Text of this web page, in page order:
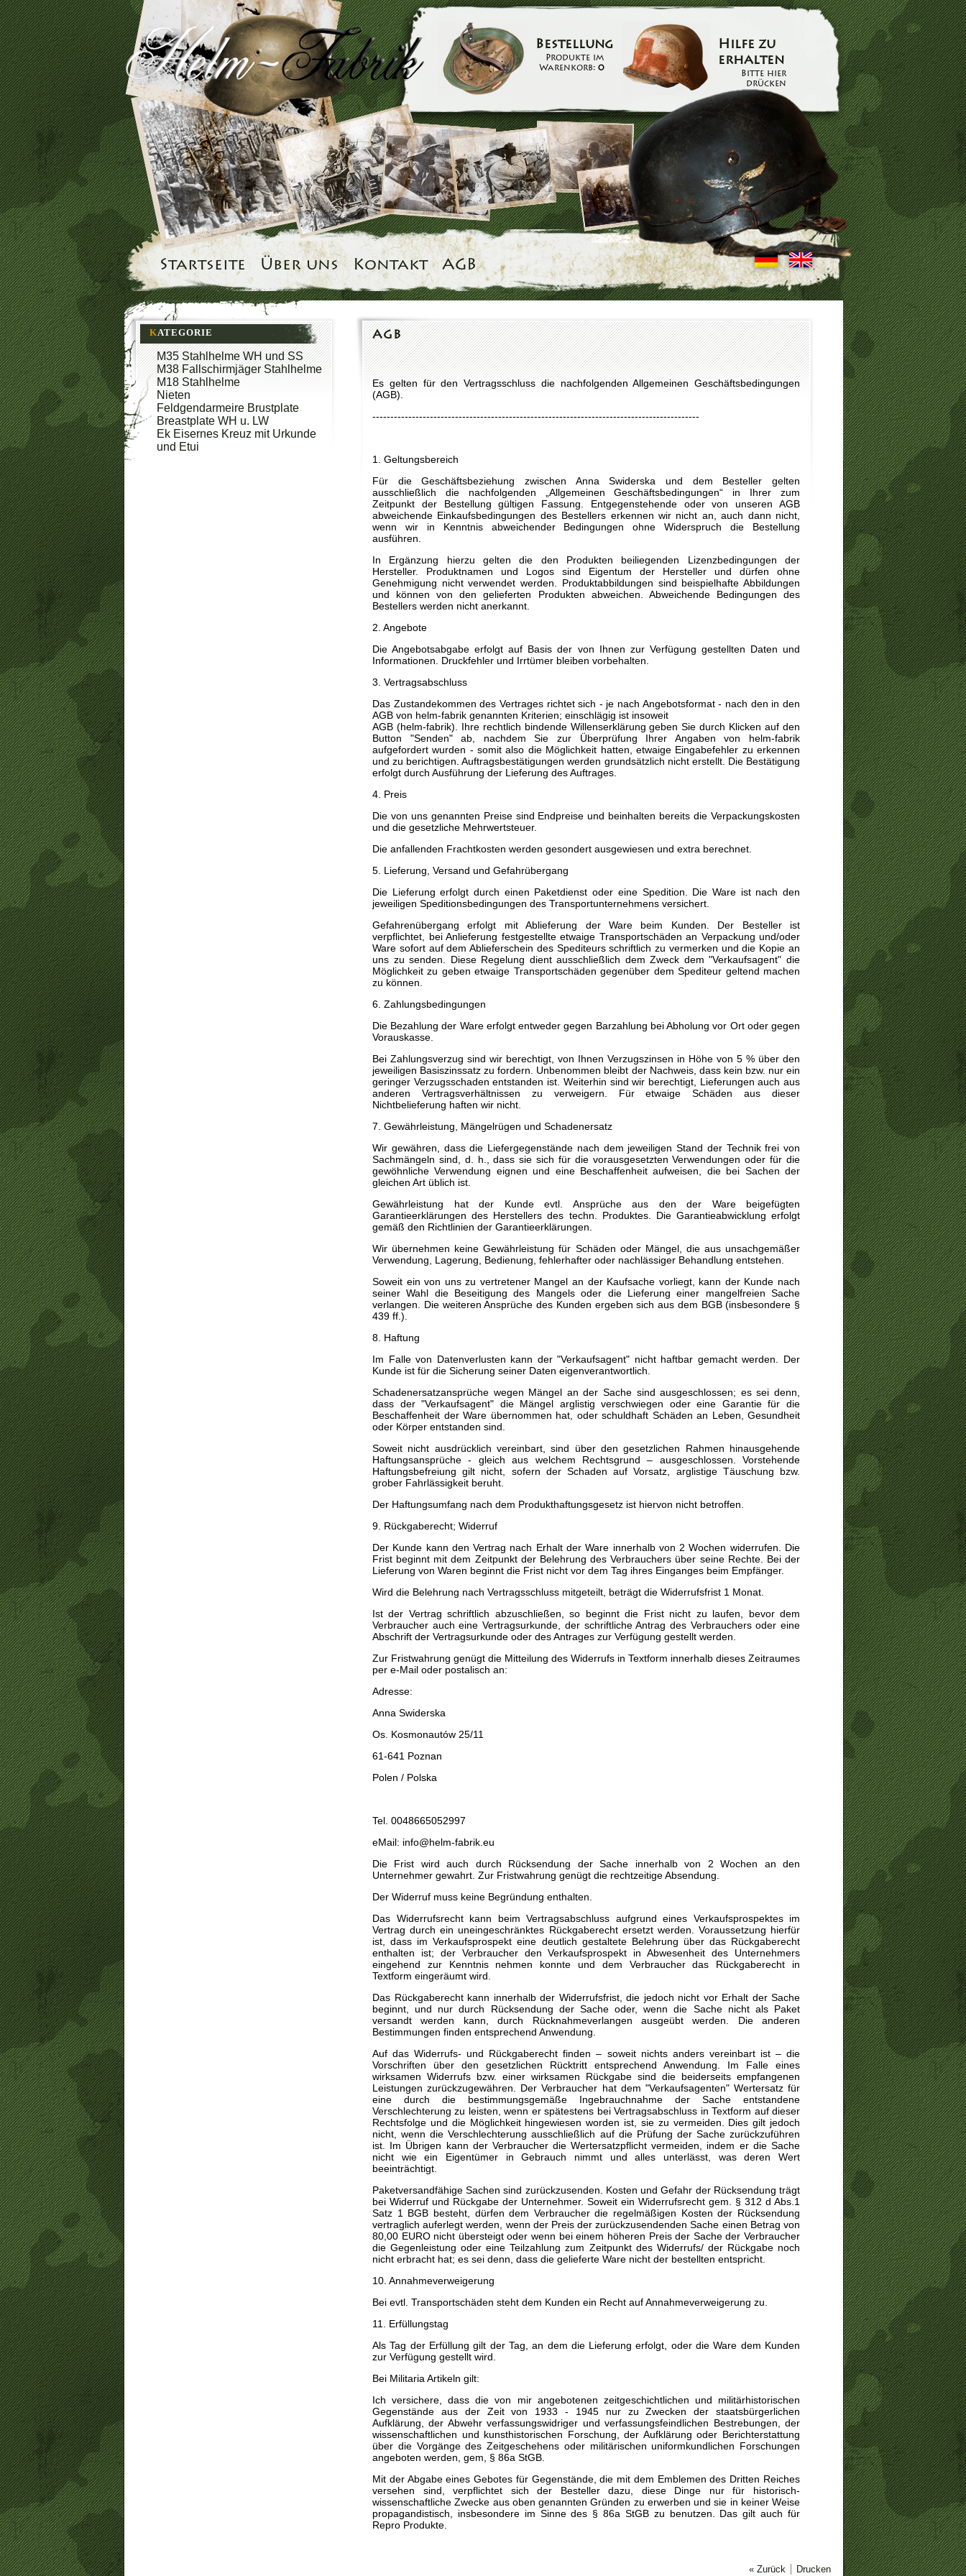
Bestellung
Produkte im
Warenkorb: 0
Hilfe zu
erhalten
Bitte hier
drücken
Startseite Über uns Kontakt AGB
KATEGORIE
M35 Stahlhelme WH und SS
M38 Fallschirmjäger Stahlhelme
M18 Stahlhelme
Nieten
Feldgendarmeire Brustplate
Breastplate WH u. LW
Ek Eisernes Kreuz mit Urkunde
und Etui
AGB
Es gelten für den Vertragsschluss die nachfolgenden Allgemeinen Geschäftsbedingungen
(AGB).
-------------------------------------------------------------------------------------------
1. Geltungsbereich
Für die Geschäftsbeziehung zwischen Anna Swiderska und dem Besteller gelten
ausschließlich die nachfolgenden „Allgemeinen Geschäftsbedingungen“ in Ihrer zum
Zeitpunkt der Bestellung gültigen Fassung. Entgegenstehende oder von unseren AGB
abweichende Einkaufsbedingungen des Bestellers erkennen wir nicht an, auch dann nicht,
wenn wir in Kenntnis abweichender Bedingungen ohne Widerspruch die Bestellung
ausführen.
In Ergänzung hierzu gelten die den Produkten beiliegenden Lizenzbedingungen der
Hersteller. Produktnamen und Logos sind Eigentum der Hersteller und dürfen ohne
Genehmigung nicht verwendet werden. Produktabbildungen sind beispielhafte Abbildungen
und können von den gelieferten Produkten abweichen. Abweichende Bedingungen des
Bestellers werden nicht anerkannt.
2. Angebote
Die Angebotsabgabe erfolgt auf Basis der von Ihnen zur Verfügung gestellten Daten und
Informationen. Druckfehler und Irrtümer bleiben vorbehalten.
3. Vertragsabschluss
Das Zustandekommen des Vertrages richtet sich - je nach Angebotsformat - nach den in den
AGB von helm-fabrik genannten Kriterien; einschlägig ist insoweit
AGB (helm-fabrik). Ihre rechtlich bindende Willenserklärung geben Sie durch Klicken auf den
Button "Senden" ab, nachdem Sie zur Überprüfung Ihrer Angaben von helm-fabrik
aufgefordert wurden - somit also die Möglichkeit hatten, etwaige Eingabefehler zu erkennen
und zu berichtigen. Auftragsbestätigungen werden grundsätzlich nicht erstellt. Die Bestätigung
erfolgt durch Ausführung der Lieferung des Auftrages.
4. Preis
Die von uns genannten Preise sind Endpreise und beinhalten bereits die Verpackungskosten
und die gesetzliche Mehrwertsteuer.
Die anfallenden Frachtkosten werden gesondert ausgewiesen und extra berechnet.
5. Lieferung, Versand und Gefahrübergang
Die Lieferung erfolgt durch einen Paketdienst oder eine Spedition. Die Ware ist nach den
jeweiligen Speditionsbedingungen des Transportunternehmens versichert.
Gefahrenübergang erfolgt mit Ablieferung der Ware beim Kunden. Der Besteller ist
verpflichtet, bei Anlieferung festgestellte etwaige Transportschäden an Verpackung und/oder
Ware sofort auf dem Ablieferschein des Spediteurs schriftlich zu vermerken und die Kopie an
uns zu senden. Diese Regelung dient ausschließlich dem Zweck dem "Verkaufsagent" die
Möglichkeit zu geben etwaige Transportschäden gegenüber dem Spediteur geltend machen
zu können.
6. Zahlungsbedingungen
Die Bezahlung der Ware erfolgt entweder gegen Barzahlung bei Abholung vor Ort oder gegen
Vorauskasse.
Bei Zahlungsverzug sind wir berechtigt, von Ihnen Verzugszinsen in Höhe von 5 % über den
jeweiligen Basiszinssatz zu fordern. Unbenommen bleibt der Nachweis, dass kein bzw. nur ein
geringer Verzugsschaden entstanden ist. Weiterhin sind wir berechtigt, Lieferungen auch aus
anderen Vertragsverhältnissen zu verweigern. Für etwaige Schäden aus dieser
Nichtbelieferung haften wir nicht.
7. Gewährleistung, Mängelrügen und Schadenersatz
Wir gewähren, dass die Liefergegenstände nach dem jeweiligen Stand der Technik frei von
Sachmängeln sind, d. h., dass sie sich für die vorausgesetzten Verwendungen oder für die
gewöhnliche Verwendung eignen und eine Beschaffenheit aufweisen, die bei Sachen der
gleichen Art üblich ist.
Gewährleistung hat der Kunde evtl. Ansprüche aus den der Ware beigefügten
Garantieerklärungen des Herstellers des techn. Produktes. Die Garantieabwicklung erfolgt
gemäß den Richtlinien der Garantieerklärungen.
Wir übernehmen keine Gewährleistung für Schäden oder Mängel, die aus unsachgemäßer
Verwendung, Lagerung, Bedienung, fehlerhafter oder nachlässiger Behandlung entstehen.
Soweit ein von uns zu vertretener Mangel an der Kaufsache vorliegt, kann der Kunde nach
seiner Wahl die Beseitigung des Mangels oder die Lieferung einer mangelfreien Sache
verlangen. Die weiteren Ansprüche des Kunden ergeben sich aus dem BGB (insbesondere §
439 ff.).
8. Haftung
Im Falle von Datenverlusten kann der "Verkaufsagent" nicht haftbar gemacht werden. Der
Kunde ist für die Sicherung seiner Daten eigenverantwortlich.
Schadenersatzansprüche wegen Mängel an der Sache sind ausgeschlossen; es sei denn,
dass der "Verkaufsagent" die Mängel arglistig verschwiegen oder eine Garantie für die
Beschaffenheit der Ware übernommen hat, oder schuldhaft Schäden an Leben, Gesundheit
oder Körper entstanden sind.
Soweit nicht ausdrücklich vereinbart, sind über den gesetzlichen Rahmen hinausgehende
Haftungsansprüche -
gleich aus welchem Rechtsgrund – ausgeschlossen. Vorstehende
Haftungsbefreiung gilt nicht, sofern der Schaden auf Vorsatz, arglistige Täuschung bzw.
grober Fahrlässigkeit beruht.
Der Haftungsumfang nach dem Produkthaftungsgesetz ist hiervon nicht betroffen.
9. Rückgaberecht; Widerruf
Der Kunde kann den Vertrag nach Erhalt der Ware innerhalb von 2 Wochen widerrufen. Die
Frist beginnt mit dem Zeitpunkt der Belehrung des Verbrauchers über seine Rechte. Bei der
Lieferung von Waren beginnt die Frist nicht vor dem Tag ihres Einganges beim Empfänger.
Wird die Belehrung nach Vertragsschluss mitgeteilt, beträgt die Widerrufsfrist 1 Monat.
Ist der Vertrag schriftlich abzuschließen, so beginnt die Frist nicht zu laufen, bevor dem
Verbraucher auch eine Vertragsurkunde, der schriftliche Antrag des Verbrauchers oder eine
Abschrift der Vertragsurkunde oder des Antrages zur Verfügung gestellt werden.
Zur Fristwahrung genügt die Mitteilung des Widerrufs in Textform innerhalb dieses Zeitraumes
per e-Mail oder postalisch an:
Adresse:
Anna Swiderska
Os. Kosmonautów 25/11
61-641 Poznan
Polen / Polska
Tel. 0048665052997
eMail: info@helm-fabrik.eu
Die Frist wird auch durch Rücksendung der Sache innerhalb von 2 Wochen an den
Unternehmer gewahrt. Zur Fristwahrung genügt die rechtzeitige Absendung.
Der Widerruf muss keine Begründung enthalten.
Das Widerrufsrecht kann beim Vertragsabschluss aufgrund eines Verkaufsprospektes im
Vertrag durch ein uneingeschränktes Rückgaberecht ersetzt werden. Voraussetzung hierfür
ist, dass im Verkaufsprospekt eine deutlich gestaltete Belehrung über das Rückgaberecht
enthalten ist; der Verbraucher den Verkaufsprospekt in Abwesenheit des Unternehmers
eingehend zur Kenntnis nehmen konnte und dem Verbraucher das Rückgaberecht in
Textform eingeräumt wird.
Das Rückgaberecht kann innerhalb der Widerrufsfrist, die jedoch nicht vor Erhalt der Sache
beginnt, und nur durch Rücksendung der Sache oder, wenn die Sache nicht als Paket
versandt werden kann, durch Rücknahmeverlangen ausgeübt werden. Die anderen
Bestimmungen finden entsprechend Anwendung.
Auf das Widerrufs- und Rückgaberecht finden – soweit nichts anders vereinbart ist – die
Vorschriften über den gesetzlichen Rücktritt entsprechend Anwendung. Im Falle eines
wirksamen Widerrufs bzw. einer wirksamen Rückgabe sind die beiderseits empfangenen
Leistungen zurückzugewähren. Der Verbraucher hat dem "Verkaufsagenten" Wertersatz für
eine durch die bestimmungsgemäße Ingebrauchnahme der Sache entstandene
Verschlechterung zu leisten, wenn er spätestens bei Vertragsabschluss in Textform auf dieser
Rechtsfolge und die Möglichkeit hingewiesen worden ist, sie zu vermeiden. Dies gilt jedoch
nicht, wenn die Verschlechterung ausschließlich auf die Prüfung der Sache zurückzuführen
ist. Im Übrigen kann der Verbraucher die Wertersatzpflicht vermeiden, indem er die Sache
nicht wie ein Eigentümer in Gebrauch nimmt und alles unterlässt, was deren Wert
beeinträchtigt.
Paketversandfähige Sachen sind zurückzusenden. Kosten und Gefahr der Rücksendung trägt
bei Widerruf und Rückgabe der Unternehmer. Soweit ein Widerrufsrecht gem. § 312 d Abs.1
Satz 1 BGB besteht, dürfen dem Verbraucher die regelmäßigen Kosten der Rücksendung
vertraglich auferlegt werden, wenn der Preis der zurückzusendenden Sache einen Betrag von
80,00 EURO nicht übersteigt oder wenn bei einem höheren Preis der Sache der Verbraucher
die Gegenleistung oder eine Teilzahlung zum Zeitpunkt des Widerrufs/ der Rückgabe noch
nicht erbracht hat; es sei denn, dass die gelieferte Ware nicht der bestellten entspricht.
10. Annahmeverweigerung
Bei evtl. Transportschäden steht dem Kunden ein Recht auf Annahmeverweigerung zu.
11. Erfüllungstag
Als Tag der Erfüllung gilt der Tag, an dem die Lieferung erfolgt, oder die Ware dem Kunden
zur Verfügung gestellt wird.
Bei Militaria Artikeln gilt:
Ich versichere, dass die von mir angebotenen zeitgeschichtlichen und militärhistorischen
Gegenstände aus der Zeit von 1933 - 1945 nur zu Zwecken der staatsbürgerlichen
Aufklärung, der Abwehr verfassungswidriger und verfassungsfeindlichen Bestrebungen, der
wissenschaftlichen und kunsthistorischen Forschung, der Aufklärung oder Berichterstattung
über die Vorgänge des Zeitgeschehens oder militärischen uniformkundlichen Forschungen
angeboten werden, gem, § 86a StGB.
Mit der Abgabe eines Gebotes für Gegenstände, die mit dem Emblemen des Dritten Reiches
versehen sind, verpflichtet sich der Besteller dazu, diese Dinge nur für historisch-
wissenschaftliche Zwecke aus oben genannten Gründen zu erwerben und sie in keiner Weise
propagandistisch, insbesondere im Sinne des § 86a StGB zu benutzen. Das gilt auch für
Repro Produkte.
Drucken
« Zurück